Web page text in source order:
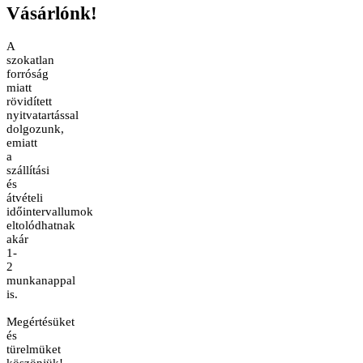
Vásárlónk!
A
szokatlan
forróság
miatt
rövidített
nyitvatartással
dolgozunk,
emiatt
a
szállítási
és
átvételi
időintervallumok
eltolódhatnak
akár
1-
2
munkanappal
is.
Megértésüket
és
türelmüket